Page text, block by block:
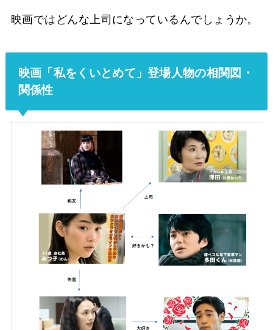
映画ではどんな上司になっているんでしょうか。
映画「私をくいとめて」登場人物の相関図・
関係性